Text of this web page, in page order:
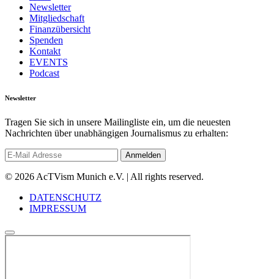
Newsletter
Mitgliedschaft
Finanzübersicht
Spenden
Kontakt
EVENTS
Podcast
Newsletter
Tragen Sie sich in unsere Mailingliste ein, um die neuesten
Nachrichten über unabhängigen Journalismus zu erhalten:
© 2026 AcTVism Munich e.V. | All rights reserved.
DATENSCHUTZ
IMPRESSUM